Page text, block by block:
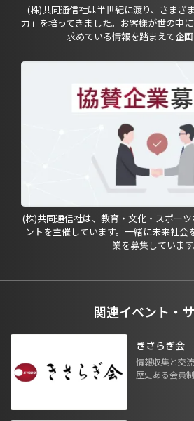
(株)共同通信社は半世紀に渡り、さまざ
力」を培ってきました。お客様が世の中
求めている情報を踏まえて企画
(株)共同通信社は、教育・文化・スポー
ントを主催しています。一緒に未来社会
業を募集しています
関連イベント・
きさらぎ会
情報収集と交
歴史ある会員